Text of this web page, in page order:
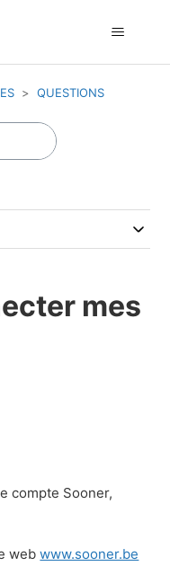
QUESTIONS
mes
compte Sooner,
webwww.sooner.be